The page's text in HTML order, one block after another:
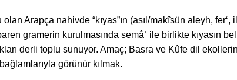
Arapça nahivde “kıyas”ın (asıl/makîsün aleyh,
gramerin kurulmasında semâʿ ile birlikte kıyasın
derli toplu sunuyor. Amaç; Basra ve Kûfe dil
görünür kılmak.